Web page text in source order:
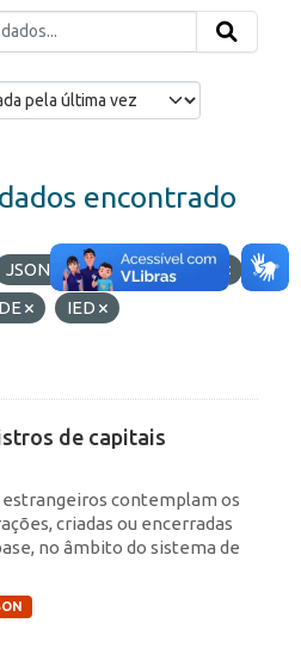
encontrado
JSON API
HTML
IED
de capitais
contemplam os
criadas ou encerradas
no âmbito do sistema de